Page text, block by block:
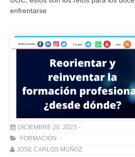
enfrentarse
DICIEMBRE 20, 2023
FORMACIÓN
JOSE CARLOS MUÑOZ